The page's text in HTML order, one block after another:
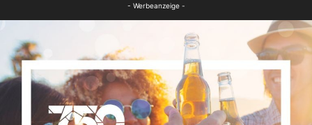
- Werbeanzeige -